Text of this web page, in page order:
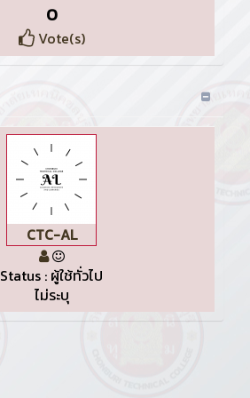
0
Vote(s)
CTC-AL
Status : ผู้ใช้ทั่วไป
ไม่ระบุ